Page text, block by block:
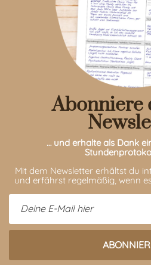
Abonniere
… und erhalte als Dank
Mit dem Newsletter erhältst du
und erfährst regelmäßig, wenn